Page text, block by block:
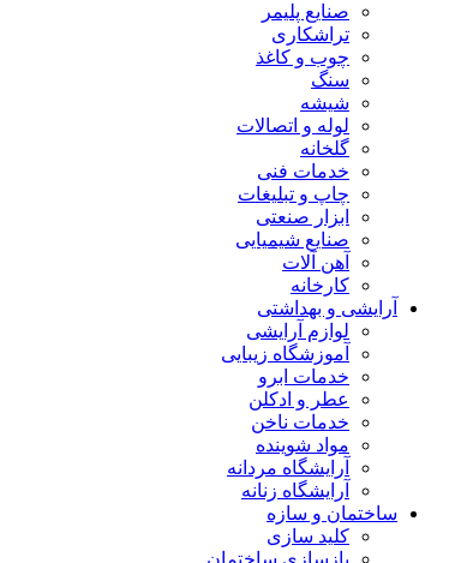
صنایع پلیمر
تراشکاری
چوب و کاغذ
سنگ
شیشه
لوله و اتصالات
گلخانه
خدمات فنی
چاپ و تبلیغات
ابزار صنعتی
صنایع شیمیایی
آهن آلات
کارخانه
آرایشی و بهداشتی
لوازم آرایشی
آموزشگاه زیبایی
خدمات ابرو
عطر و ادکلن
خدمات ناخن
مواد شوینده
آرایشگاه مردانه
آرایشگاه زنانه
ساختمان و سازه
کلید سازی